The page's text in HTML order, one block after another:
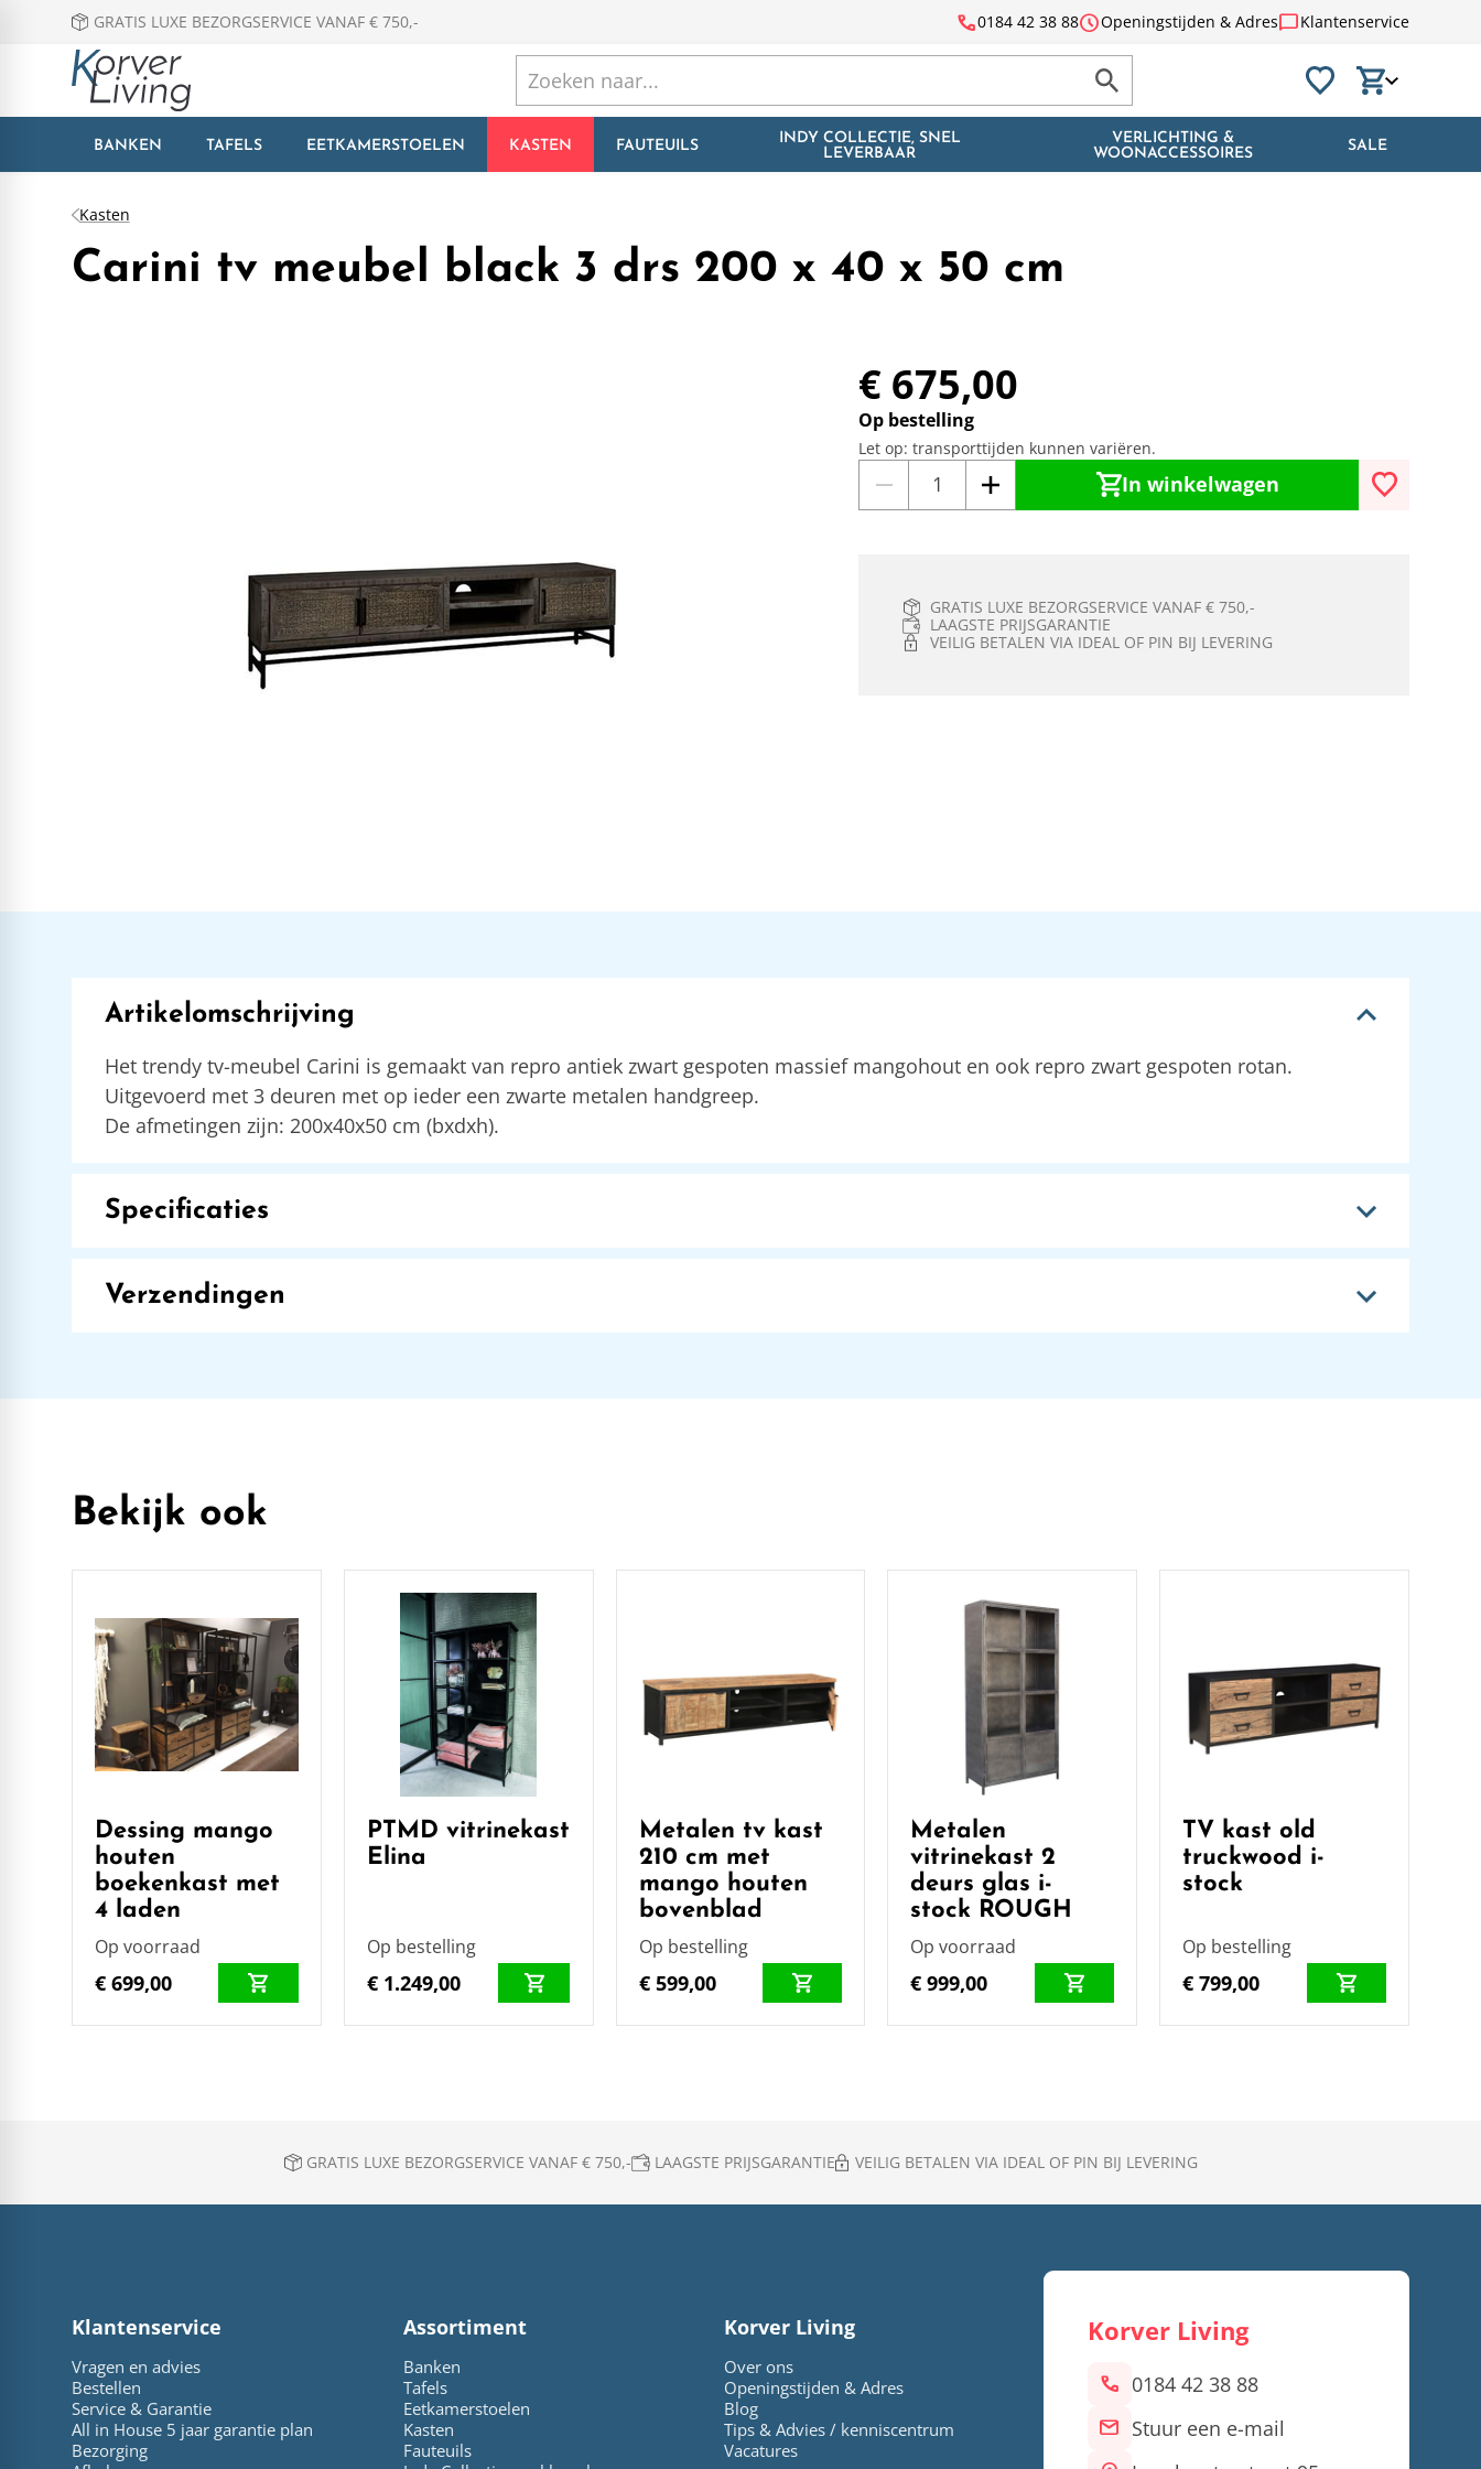
GRATIS LUXE BEZORGSERVICE VANAF € 750,- call0184 42 38 88scheduleOpeningstijden & Adreschat_bubbleKlantenservice
BANKEN TAFELS EETKAMERSTOELEN KASTEN FAUTEUILS
INDY COLLECTIE, SNEL
LEVERBAAR
VERLICHTING &
WOONACCESSOIRES
SALE
Kasten
Carini tv meubel black 3 drs 200 x 40 x 50 cm
€ 675,00
Op bestelling
Let op: transporttijden kunnen variëren.
In winkelwagen
GRATIS LUXE BEZORGSERVICE VANAF € 750,-
LAAGSTE PRIJSGARANTIE
VEILIG BETALEN VIA IDEAL OF PIN BIJ LEVERING
Artikelomschrijving
Het trendy tv-meubel Carini is gemaakt van repro antiek zwart gespoten massief mangohout en ook repro zwart gespoten rotan.
Uitgevoerd met 3 deuren met op ieder een zwarte metalen handgreep.
De afmetingen zijn: 200x40x50 cm (bxdxh).
Specificaties
Verzendingen
Bekijk ook
Dessing mango
houten
boekenkast met
4 laden
Op voorraad
€ 699,00
PTMD vitrinekast
Elina
Op bestelling
€ 1.249,00
Metalen tv kast
210 cm met
mango houten
bovenblad
Op bestelling
€ 599,00
Metalen
vitrinekast 2
deurs glas i-
stock ROUGH
Op voorraad
€ 999,00
TV kast old
truckwood i-
stock
Op bestelling
€ 799,00
GRATIS LUXE BEZORGSERVICE VANAF € 750,- LAAGSTE PRIJSGARANTIE VEILIG BETALEN VIA IDEAL OF PIN BIJ LEVERING
Klantenservice
Vragen en advies
Bestellen
Service & Garantie
All in House 5 jaar garantie plan
Bezorging
Assortiment
Banken
Tafels
Eetkamerstoelen
Kasten
Fauteuils
Korver Living
Over ons
Openingstijden & Adres
Blog
Tips & Advies / kenniscentrum
Vacatures
Korver Living
call 0184 42 38 88
mail Stuur een e-mail